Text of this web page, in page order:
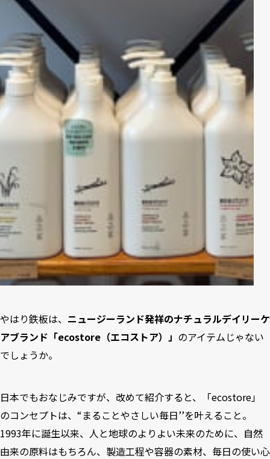
やはり鉄板は、 ニュージーランド発祥のナチュラルデイリーケ
アブランド「ecostore（エコストア）」 のアイテムじゃない
でしょうか。
日本でもおなじみですが、改めて紹介すると、「ecostore」
のコンセプトは、“まることやさしい毎日’’を叶えること。
1993年に誕生以来、人と地球のよりよい未来のために、自然
由来の原料はもちろん、製造工程や容器の素材、毎日の使い心